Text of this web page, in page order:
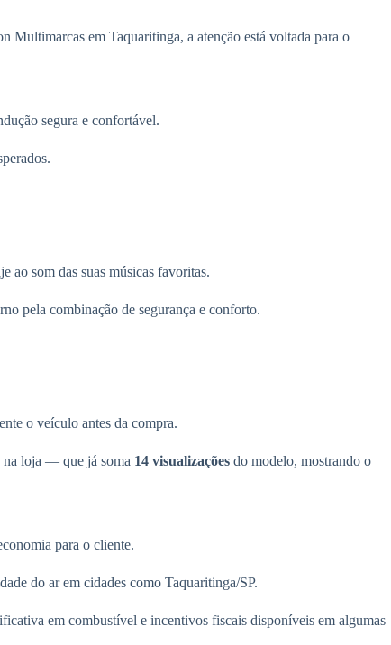
Multimarcas em Taquaritinga, a atenção está voltada para o
segura e confortável.
ao som das suas músicas favoritas.
pela combinação de segurança e conforto.
o veículo antes da compra.
na loja — que já soma 14 visualizações do modelo, mostrando o
para o cliente.
do ar em cidades como Taquaritinga/SP.
em combustível e incentivos fiscais disponíveis em algumas